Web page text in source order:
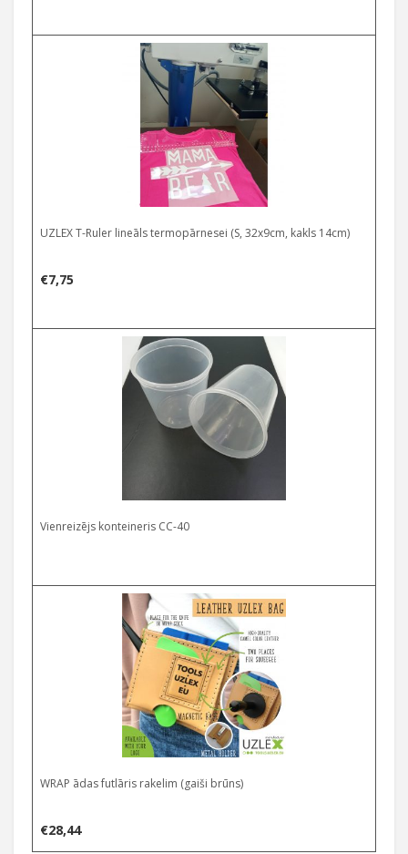
UZLEX T-Ruler lineāls termopārnesei (S, 32x9cm, kakls 14cm)
€7,75
Vienreizējs konteineris CC-40
Select options
WRAP ādas futlāris rakelim (gaiši brūns)
€28,44